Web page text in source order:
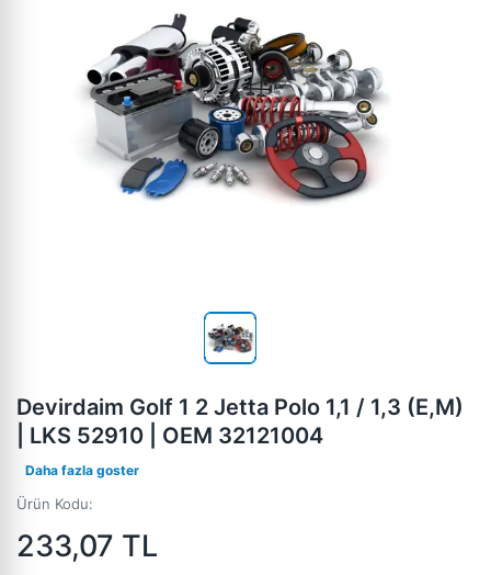
Devirdaim Golf 1 2 Jetta Polo 1,1 / 1,3 (E,M)
| LKS 52910 | OEM 32121004
Daha fazla goster
Ürün Kodu:
233,07 TL